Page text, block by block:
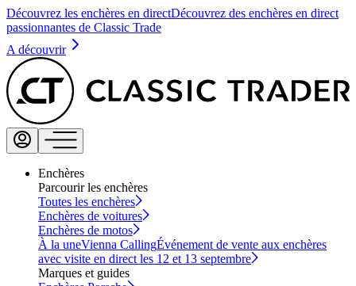
Découvrez les enchères en directDécouvrez des enchères en direct
passionnantes de Classic Trade
A découvrir
Enchères
Parcourir les enchères
Toutes les enchères
Enchères de voitures
Enchères de motos
À la uneVienna CallingÉvénement de vente aux enchères
avec visite en direct les 12 et 13 septembre
Marques et guides